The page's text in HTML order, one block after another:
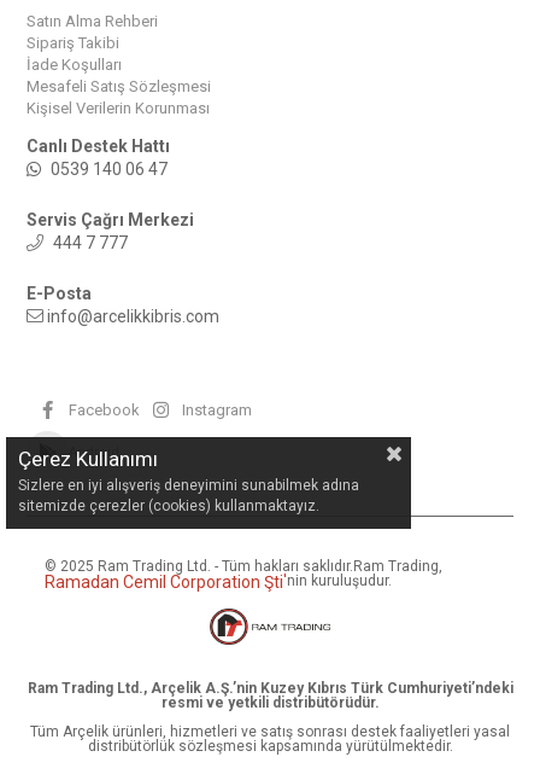
Satın Alma Rehberi
Sipariş Takibi
İade Koşulları
Mesafeli Satış Sözleşmesi
Kişisel Verilerin Korunması
Canlı Destek Hattı
0539 140 06 47
Servis Çağrı Merkezi
444 7 777
E-Posta
info@arcelikkibris.com
Facebook Instagram
Android
© 2025 Ram Trading Ltd. - Tüm hakları saklıdır. Ram Trading,
Ramadan Cemil Corporation Şti'nin kuruluşudur.
Ram Trading Ltd., Arçelik A.Ş.’nin Kuzey Kıbrıs Türk Cumhuriyeti’ndeki
resmi ve yetkili distribütörüdür.
Tüm Arçelik ürünleri, hizmetleri ve satış sonrası destek faaliyetleri yasal
distribütörlük sözleşmesi kapsamında yürütülmektedir.
Çerez Kullanımı
Sizlere en iyi alışveriş deneyimini sunabilmek adına
sitemizde çerezler (cookies) kullanmaktayız.